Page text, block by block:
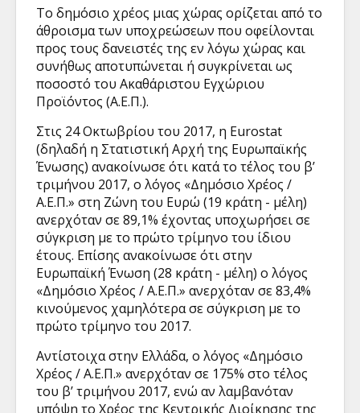
Το δημόσιο χρέος μιας χώρας ορίζεται από το
άθροισμα των υποχρεώσεων που οφείλονται
προς τους δανειστές της εν λόγω χώρας και
συνήθως αποτυπώνεται ή συγκρίνεται ως
ποσοστό του Ακαθάριστου Εγχώριου
Προϊόντος (Α.Ε.Π.).
Στις 24 Οκτωβρίου του 2017, η Eurostat
(δηλαδή η Στατιστική Αρχή της Ευρωπαϊκής
Ένωσης) ανακοίνωσε ότι κατά το τέλος του β’
τριμήνου 2017, ο λόγος «Δημόσιο Χρέος /
Α.Ε.Π.» στη Ζώνη του Ευρώ (19 κράτη - μέλη)
ανερχόταν σε 89,1% έχοντας υποχωρήσει σε
σύγκριση με το πρώτο τρίμηνο του ίδιου
έτους. Επίσης ανακοίνωσε ότι στην
Ευρωπαϊκή Ένωση (28 κράτη - μέλη) ο λόγος
«Δημόσιο Χρέος / Α.Ε.Π.» ανερχόταν σε 83,4%
κινούμενος χαμηλότερα σε σύγκριση με το
πρώτο τρίμηνο του 2017.
Αντίστοιχα στην Ελλάδα, ο λόγος «Δημόσιο
Χρέος / Α.Ε.Π.» ανερχόταν σε 175% στο τέλος
του β’ τριμήνου 2017, ενώ αν λαμβανόταν
υπόψη το Χρέος της Κεντρικής Διοίκησης της